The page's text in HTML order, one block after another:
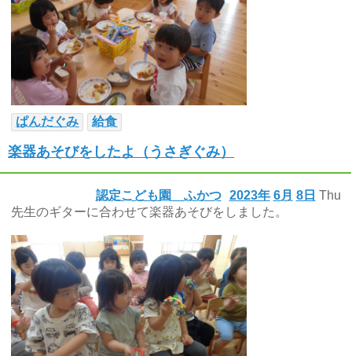
ぱんだぐみ 給食
楽器あそびをしたよ（うさぎぐみ）
2023年 6月 8日 Thu
認定こども園 ふかつ
先生のギターに合わせて楽器あそびをしました。